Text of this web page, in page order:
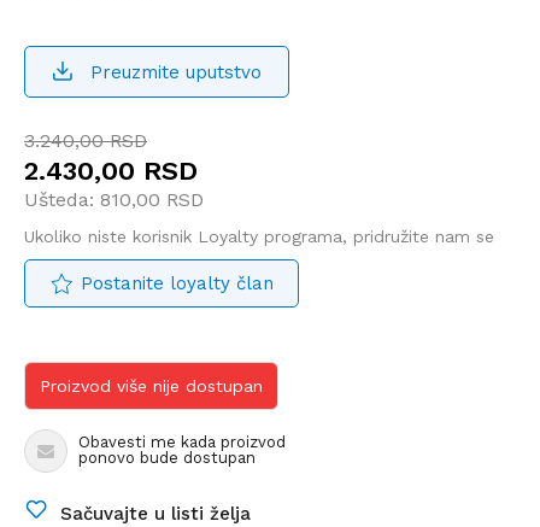
Preuzmite uputstvo
3.240,00 RSD
2.430,00 RSD
Ušteda: 810,00 RSD
Ukoliko niste korisnik Loyalty programa, pridružite nam se
Postanite loyalty član
Proizvod više nije dostupan
Obavesti me kada proizvod
ponovo bude dostupan
Sačuvajte u listi želja